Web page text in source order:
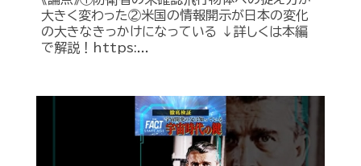
大きく変わった②米国の情報開示が日本の変化
の大きなきっかけになっている ↓詳しくは本編
で解説！https:...